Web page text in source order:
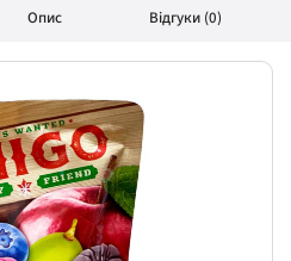
Опис Відгуки (0)